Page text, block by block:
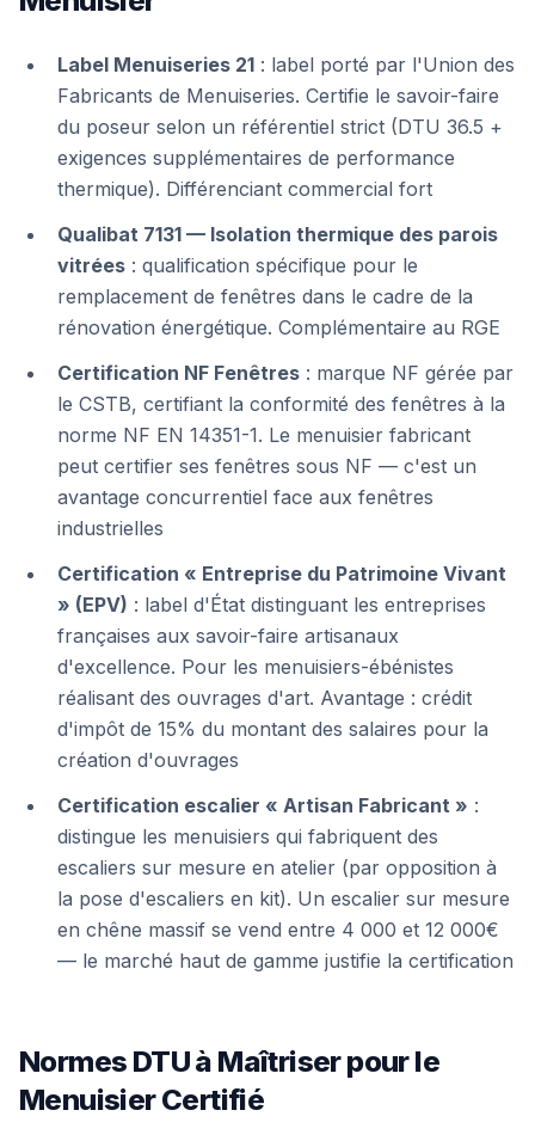
Label Menuiseries 21 : label porté par l'Union des
Fabricants de Menuiseries. Certifie le savoir-faire
du poseur selon un référentiel strict (DTU 36.5 +
exigences supplémentaires de performance
thermique). Différenciant commercial fort
Qualibat 7131 — Isolation thermique des parois
vitrées : qualification spécifique pour le
remplacement de fenêtres dans le cadre de la
rénovation énergétique. Complémentaire au RGE
Certification NF Fenêtres : marque NF gérée par
le CSTB, certifiant la conformité des fenêtres à la
norme NF EN 14351-1. Le menuisier fabricant
peut certifier ses fenêtres sous NF — c'est un
avantage concurrentiel face aux fenêtres
industrielles
Certification « Entreprise du Patrimoine Vivant
» (EPV) : label d'État distinguant les entreprises
françaises aux savoir-faire artisanaux
d'excellence. Pour les menuisiers-ébénistes
réalisant des ouvrages d'art. Avantage : crédit
d'impôt de 15% du montant des salaires pour la
création d'ouvrages
Certification escalier « Artisan Fabricant » :
distingue les menuisiers qui fabriquent des
escaliers sur mesure en atelier (par opposition à
la pose d'escaliers en kit). Un escalier sur mesure
en chêne massif se vend entre 4 000 et 12 000€
— le marché haut de gamme justifie la certification
Normes DTU à Maîtriser pour le
Menuisier Certifié